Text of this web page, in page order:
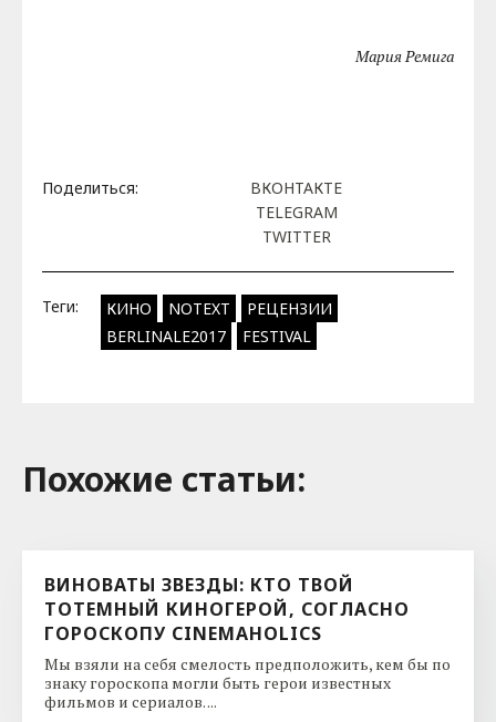
Мария Ремига
Поделиться:
ВКОНТАКТЕ
TELEGRAM
TWITTER
Теги: КИНО NOTEXT
РЕЦЕНЗИИ
BERLINALE2017
FESTIVAL
Похожие cтатьи:
ВИНОВАТЫ ЗВЕЗДЫ: КТО ТВОЙ
ТОТЕМНЫЙ КИНОГЕРОЙ, СОГЛАСНО
ГОРОСКОПУ CINEMAHOLICS
Мы взяли на себя смелость предположить, кем бы по
знаку гороскопа могли быть герои известных
фильмов и сериалов. ...